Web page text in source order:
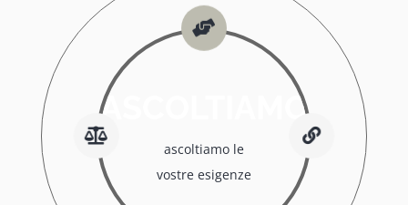
ASCOLTIAMO
ascoltiamo le
vostre esigenze